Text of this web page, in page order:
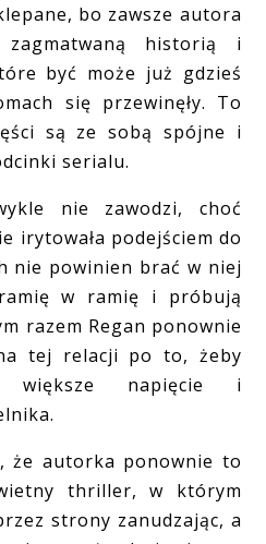
bo zawsze autora
historią i
być może już gdzieś
się przewinęły. To
są ze sobą spójne i
serialu.
nie zawodzi, choć
irytowała podejściem do
nie powinien brać w niej
w ramię i próbują
razem Regan ponownie
tej relacji po to, żeby
większe napięcie i
autorka ponownie to
thriller, w którym
strony zanudzając, a